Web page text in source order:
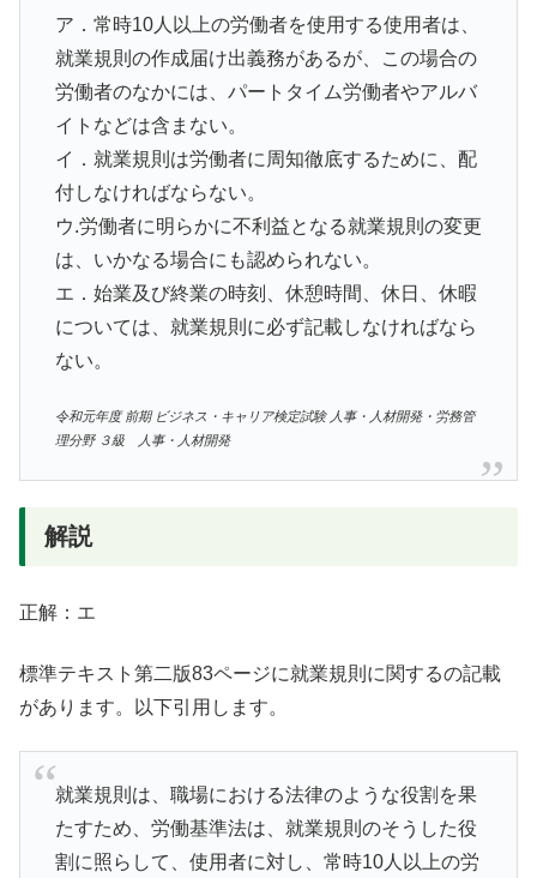
ア．常時10人以上の労働者を使用する使用者は、
就業規則の作成届け出義務があるが、この場合の
労働者のなかには、パートタイム労働者やアルバ
イトなどは含まない。
イ．就業規則は労働者に周知徹底するために、配
付しなければならない。
ウ.労働者に明らかに不利益となる就業規則の変更
は、いかなる場合にも認められない。
エ．始業及び終業の時刻、休憩時間、休日、休暇
については、就業規則に必ず記載しなければなら
ない。
令和元年度 前期 ビジネス・キャリア検定試験 人事・人材開発・労務管
理分野 ３級 人事・人材開発
解説
正解：エ
標準テキスト第二版83ページに就業規則に関するの記載
があります。以下引用します。
就業規則は、職場における法律のような役割を果
たすため、労働基準法は、就業規則のそうした役
割に照らして、使用者に対し、常時10人以上の労